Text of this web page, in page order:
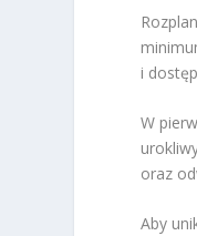
i
W
oraz
Aby